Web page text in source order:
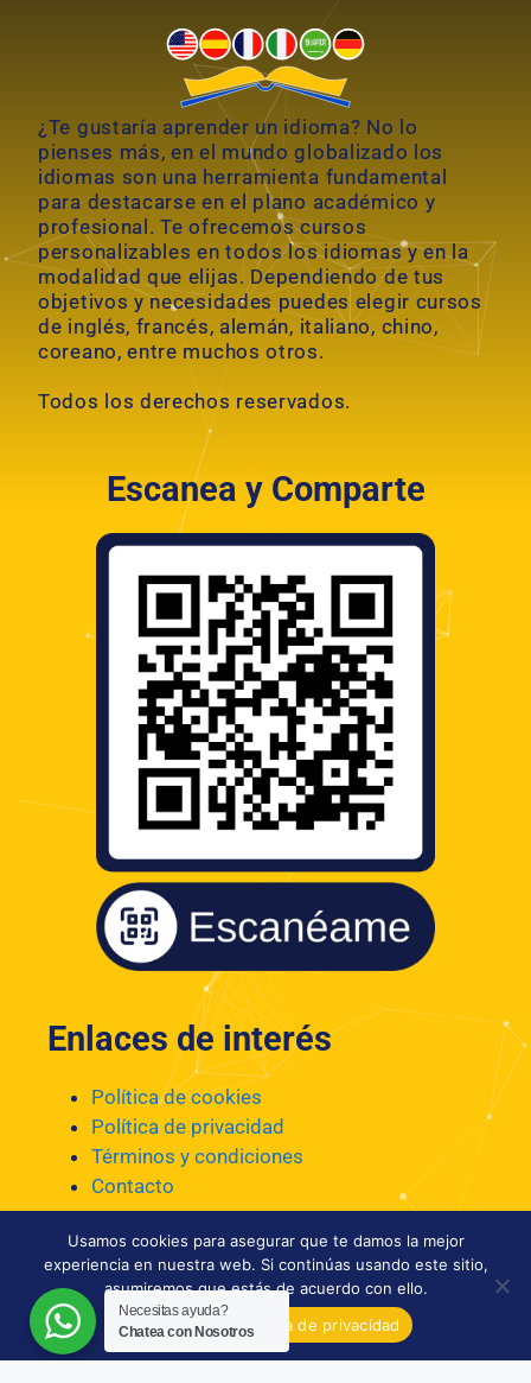
¿Te gustaría aprender un idioma? No lo
pienses más, en el mundo globalizado los
idiomas son una herramienta fundamental
para destacarse en el plano académico y
profesional. Te ofrecemos cursos
personalizables en todos los idiomas y en la
modalidad que elijas. Dependiendo de tus
objetivos y necesidades puedes elegir cursos
de inglés, francés, alemán, italiano, chino,
coreano, entre muchos otros.
Todos los derechos reservados.
Escanea y Comparte
Enlaces de interés
Política de cookies
Política de privacidad
Términos y condiciones
Contacto
Aprendeidiomas © 2020-2025Comprometidos con el respeto al
Necesitas ayuda?
Chatea con Nosotros
Usamos cookies para asegurar que te damos la mejor
experiencia en nuestra web. Si continúas usando este sitio,
asumiremos que estás de acuerdo con ello.
Aceptar
Política de privacidad